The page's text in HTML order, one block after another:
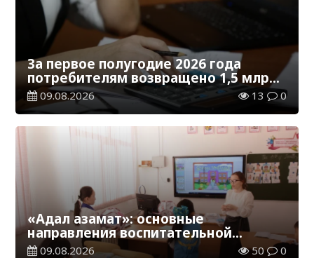
За первое полугодие 2026 года
потребителям возвращено 1,5 млрд
тенге
09.08.2026 13 0
«Адал азамат»: основные
направления воспитательной
работы в новом учебном году
09.08.2026 50 0